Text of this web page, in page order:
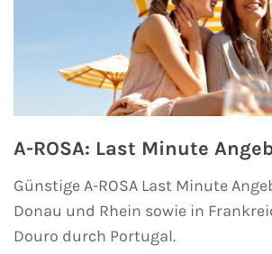
A-ROSA: Last Minute
Günstige A-ROSA Last Minute
Donau und Rhein sowie in
Douro durch Portugal.